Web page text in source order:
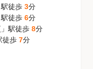
駅徒歩 3分
駅徒歩 6分
」駅徒歩 8分
徒歩 7分